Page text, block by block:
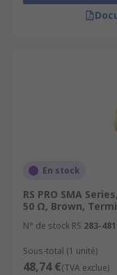
En stock
RS PRO SMA
50 Ω, Brown,
N° de stock RS 283-
Sous-total (1 unité)
48,74 €(TVA exclue)